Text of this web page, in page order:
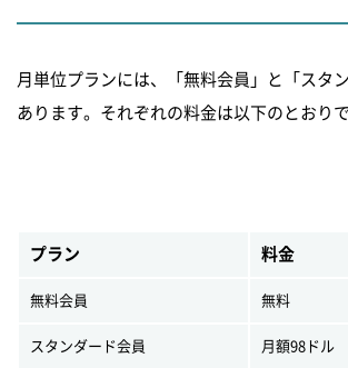
月単位プランには、「無料会員」と「スタ
あります。それぞれの料金は以下のとおりで
プラン 料金
無料会員 無料
スタンダード会員 月額98ドル